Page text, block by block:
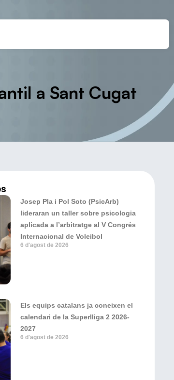
a Sant Cugat
Josep Pla i Pol Soto (PsicArb)
lideraran un taller sobre psicologia
aplicada a l’arbitratge al V Congrés
Internacional de Voleibol
6 d'agost de 2026
Els equips catalans ja coneixen el
calendari de la Superlliga 2 2026-
2027
6 d'agost de 2026